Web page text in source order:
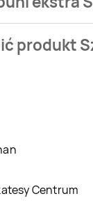
Szynka babuni
produkt
Centrum